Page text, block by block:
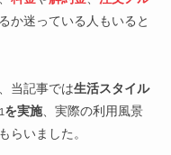
か迷っている人もいると
当記事では生活スタイル
を実施、実際の利用風景
らいました。